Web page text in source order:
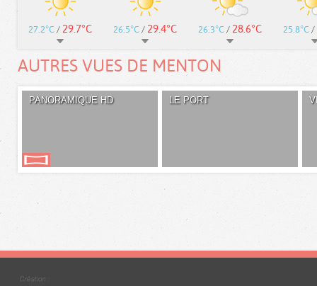
27.2°C / 29.7°C 26.5°C / 29.4°C 26.3°C / 28.6°C 25.8°C /
AUTRES VUES DE MENTON
PANORAMIQUE HD LE PORT